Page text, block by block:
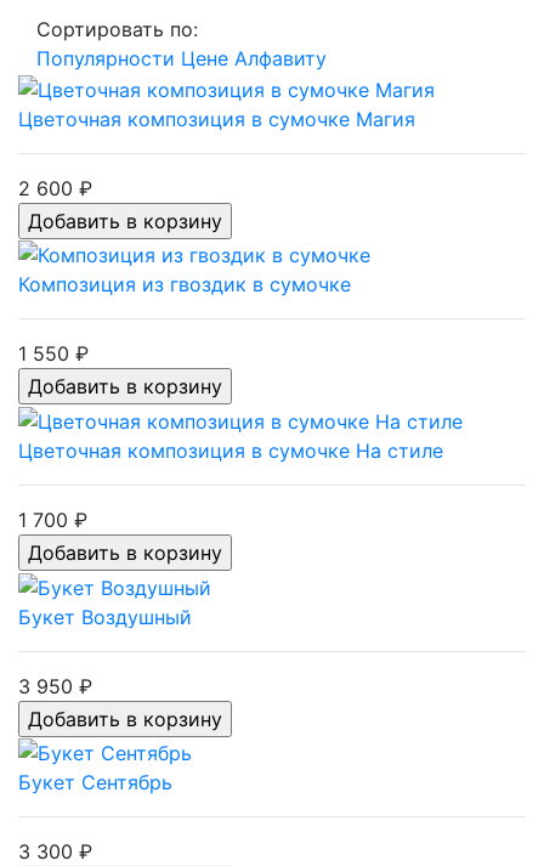
Сортировать по:
Популярности Цене Алфавиту
Цветочная композиция в сумочке Магия
2 600 ₽
Композиция из гвоздик в сумочке
1 550 ₽
Цветочная композиция в сумочке На стиле
1 700 ₽
Букет Воздушный
3 950 ₽
Букет Сентябрь
3 300 ₽